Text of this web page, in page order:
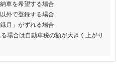
車を希望する場合
外で登録する場合
月」がずれる場合
場合は自動車税の額が大きく上がり